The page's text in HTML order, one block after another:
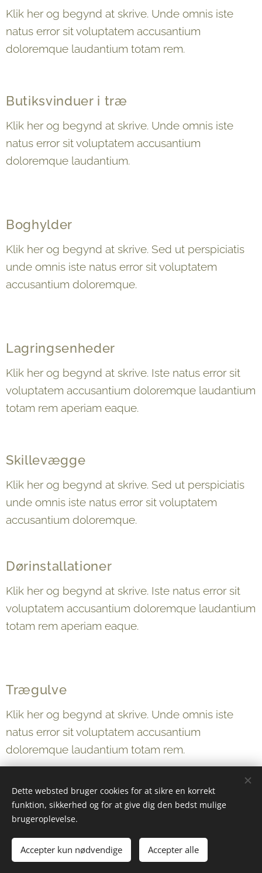
Klik her og begynd at skrive. Unde omnis iste
natus error sit voluptatem accusantium
doloremque laudantium totam rem.
Butiksvinduer i træ
Klik her og begynd at skrive. Unde omnis iste
natus error sit voluptatem accusantium
doloremque laudantium.
Boghylder
Klik her og begynd at skrive. Sed ut perspiciatis
unde omnis iste natus error sit voluptatem
accusantium doloremque.
Lagringsenheder
Klik her og begynd at skrive. Iste natus error sit
voluptatem accusantium doloremque laudantium
totam rem aperiam eaque.
Skillevægge
Klik her og begynd at skrive. Sed ut perspiciatis
unde omnis iste natus error sit voluptatem
accusantium doloremque.
Dørinstallationer
Klik her og begynd at skrive. Iste natus error sit
voluptatem accusantium doloremque laudantium
totam rem aperiam eaque.
Trægulve
Klik her og begynd at skrive. Unde omnis iste
natus error sit voluptatem accusantium
doloremque laudantium totam rem.
Cookies
Dette websted bruger cookies for at sikre en korrekt
funktion, sikkerhed og for at give dig den bedst mulige
brugeroplevelse.
Accepter kun nødvendige Accepter alle